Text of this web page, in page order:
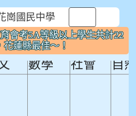
崗國民中學
會考5A等級以上學生共計22
花蓮縣最佳～！
教育會考5A等級以上
，花蓮縣最佳～！
數學 社會
自